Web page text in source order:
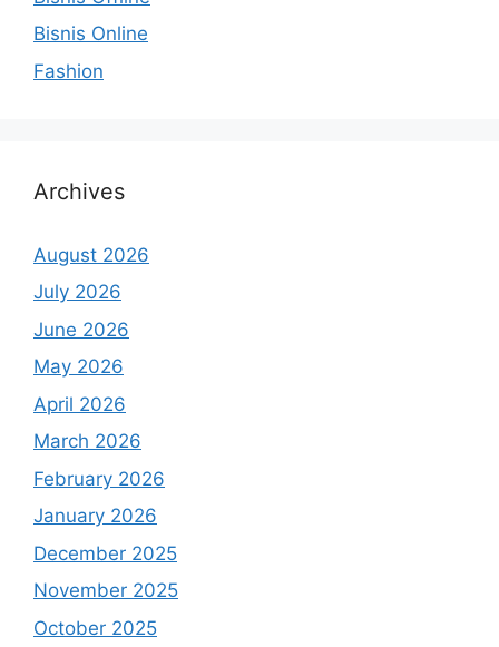
Bisnis Online
Fashion
Archives
August 2026
July 2026
June 2026
May 2026
April 2026
March 2026
February 2026
January 2026
December 2025
November 2025
October 2025